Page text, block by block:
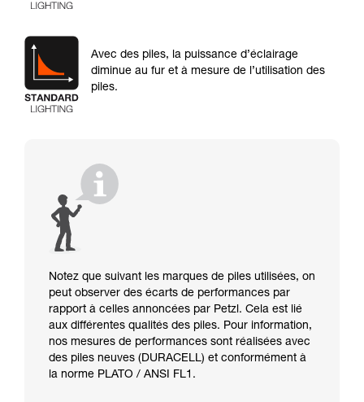
Avec des piles, la puissance d’éclairage
diminue au fur et à mesure de l’utilisation des
piles.
Notez que suivant les marques de piles utilisées, on
peut observer des écarts de performances par
rapport à celles annoncées par Petzl. Cela est lié
aux différentes qualités des piles. Pour information,
nos mesures de performances sont réalisées avec
des piles neuves (DURACELL) et conformément à
la norme PLATO / ANSI FL1.